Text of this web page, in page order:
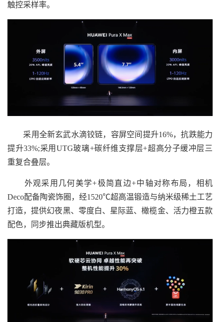
触控采样率。
采用全新玄武水滴铰链，容屏空间提升16%，抗跌能力
提升33%;采用UTG玻璃+碳纤维支撑层+超高分子缓冲层三
重复合叠层。
外观采用几何美学+极简直边+中轴对称布局，相机
Deco配备陶瓷饰圈，经1520℃超高温锻造与纳米级稀土工艺
打造，提供幻夜黑、零度白、星际蓝、橄榄金、活力橙五款
配色，同步推出典藏版机型。